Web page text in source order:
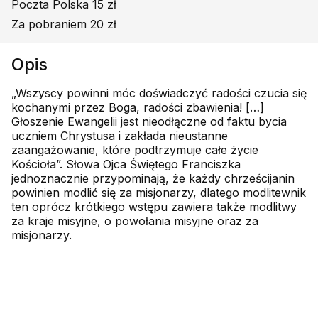
Poczta Polska 15 zł
Za pobraniem 20 zł
Opis
„Wszyscy powinni móc doświadczyć radości czucia się
kochanymi przez Boga, radości zbawienia! […]
Głoszenie Ewangelii jest nieodłączne od faktu bycia
uczniem Chrystusa i zakłada nieustanne
zaangażowanie, które podtrzymuje całe życie
Kościoła”. Słowa Ojca Świętego Franciszka
jednoznacznie przypominają, że każdy chrześcijanin
powinien modlić się za misjonarzy, dlatego modlitewnik
ten oprócz krótkiego wstępu zawiera także modlitwy
za kraje misyjne, o powołania misyjne oraz za
misjonarzy.